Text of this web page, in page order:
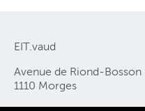
EIT.vaud
Avenue de Riond-Bosson
1110 Morges